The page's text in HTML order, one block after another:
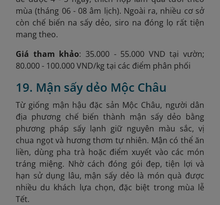
mùa (tháng 06 - 08 âm lịch). Ngoài ra, nhiều cơ sở
còn chế biến na sấy dẻo, siro na đóng lọ rất tiện
mang theo.
Giá tham khảo: 35.000 - 55.000 VND tại vườn;
80.000 - 100.000 VND/kg tại các điểm phân phối
19. Mận sấy dẻo Mộc Châu
Từ giống mận hậu đặc sản Mộc Châu, người dân
địa phương chế biến thành mận sấy dẻo bằng
phương pháp sấy lạnh giữ nguyên màu sắc, vị
chua ngọt và hương thơm tự nhiên. Mận có thể ăn
liền, dùng pha trà hoặc điểm xuyết vào các món
tráng miệng. Nhờ cách đóng gói đẹp, tiện lợi và
hạn sử dụng lâu, mận sấy dẻo là món quà được
nhiều du khách lựa chọn, đặc biệt trong mùa lễ
Tết.